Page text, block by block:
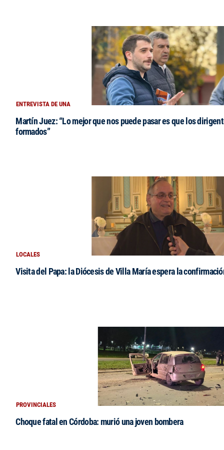
ENTREVISTA DE UNA
Martín Juez: “Lo mejor que nos puede pasar es que los
formados”
LOCALES
Visita del Papa: la Diócesis de Villa María espera la
PROVINCIALES
Choque fatal en Córdoba: murió una joven bombera